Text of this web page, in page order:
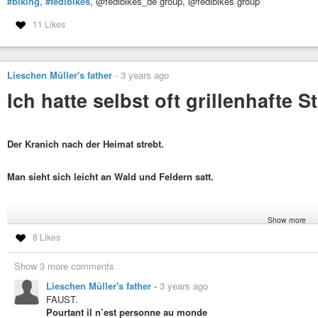
11 Likes
Lieschen Müller's father - 3 years ago
Ich hatte selbst oft grillenhafte
Der Kranich nach der Heimat strebt.
Man sieht sich leicht an Wald und Feldern satt.
#myphoto
FAUST:
Doch ist es jedem eingeboren,
Show more
8 Likes
Show 3 more comments
Lieschen Müller's father - 3 years ago
FAUST.
Pourtant il n’est personne au monde